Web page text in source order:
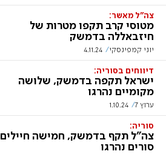
צה"ל מאשר:
מטוסי קרב תקפו מטרות של
חיזבאללה בדמשק
יוני קמפינסקי 4.11.24
דיווחים בסוריה:
ישראל תקפה בדמשק, שלושה
מקומיים נהרגו
ערוץ 7 1.10.24
סוריה:
צה"ל תקף בדמשק, חמישה חיילים
סורים נהרגו